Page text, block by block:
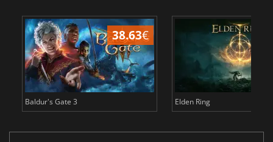
38.63€
Baldur's Gate 3 Elden Ring